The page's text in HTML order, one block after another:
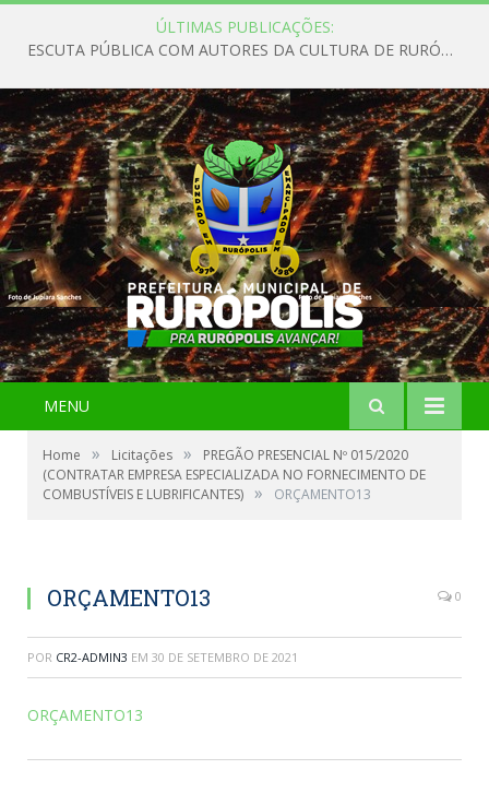
ÚLTIMAS PUBLICAÇÕES:
ESCUTA PÚBLICA COM AUTORES DA CULTURA DE RURÓPOLIS
MENU
Home » Licitações »
PREGÃO PRESENCIAL Nº 015/2020
(CONTRATAR EMPRESA ESPECIALIZADA NO FORNECIMENTO DE
COMBUSTÍVEIS E LUBRIFICANTES) » ORÇAMENTO13
ORÇAMENTO13 0
POR CR2-ADMIN3 EM 30 DE SETEMBRO DE 2021
ORÇAMENTO13